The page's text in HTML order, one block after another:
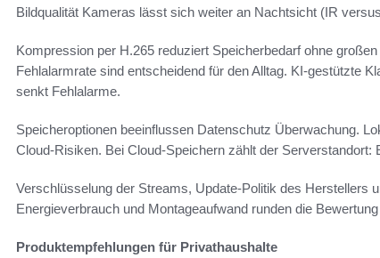
Bildqualität Kameras lässt sich weiter an Nachtsicht (IR
Kompression per H.265 reduziert Speicherbedarf ohne
Fehlalarmrate sind entscheidend für den Alltag. KI-gestützte
senkt Fehlalarme.
Speicheroptionen beeinflussen Datenschutz Überwachung.
Cloud-Risiken. Bei Cloud-Speichern zählt der
Verschlüsselung der Streams, Update-Politik des Herstellers
Energieverbrauch und Montageaufwand runden die Bewertung
Produktempfehlungen für Privathaushalte